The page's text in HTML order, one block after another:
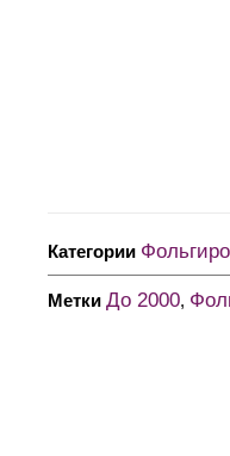
Категории
Метки До 2000,